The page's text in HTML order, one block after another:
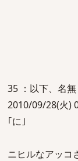
35 ：以下、名
2010/09/28(火)
｢に｣
ニヒルなアッコ